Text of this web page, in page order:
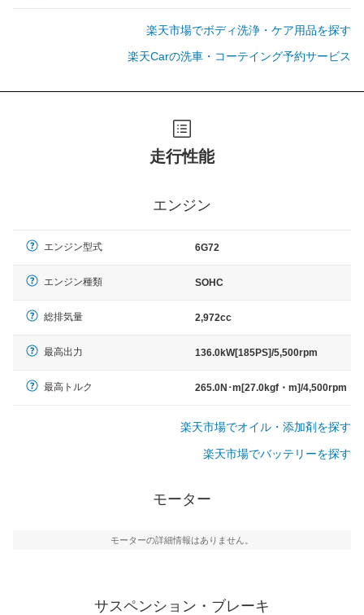
楽天市場でボディ洗浄・ケア用品を探す
楽天Carの洗車・コーテイング予約サービス
走行性能
エンジン
エンジン型式 6G72
エンジン種類 SOHC
総排気量 2,972cc
最高出力 136.0kW[185PS]/5,500rpm
最高トルク 265.0N･m[27.0kgf・m]/4,500rpm
楽天市場でオイル・添加剤を探す
楽天市場でバッテリーを探す
モーター
モーターの詳細情報はありません。
サスペンション・ブレーキ